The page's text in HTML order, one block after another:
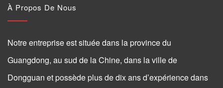
À Propos De Nous
Notre entreprise est située dans la province du
Guangdong, au sud de la Chine, dans la ville de
Dongguan et possède plus de dix ans d’expérience dans